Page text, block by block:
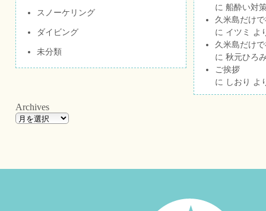
スノーケリング
ダイビング
未分類
に 船酔い対
久米島だけ
に イツミ
よ
久米島だけ
に 秋元ひろ
ご挨拶
に しおり よ
Archives